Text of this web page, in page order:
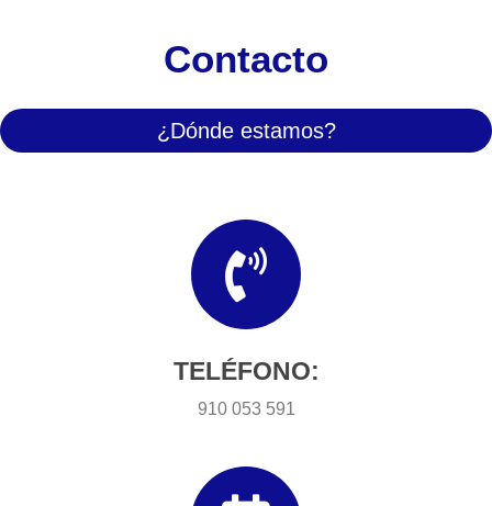
Contacto
¿Dónde estamos?
TELÉFONO:
910 053 591